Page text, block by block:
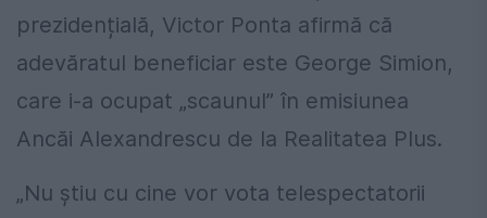
prezidențială, Victor Ponta afirmă că
adevăratul beneficiar este George Simion,
care i-a ocupat „scaunul” în emisiunea
Ancăi Alexandrescu de la Realitatea Plus.
„Nu știu cu cine vor vota telespectatorii